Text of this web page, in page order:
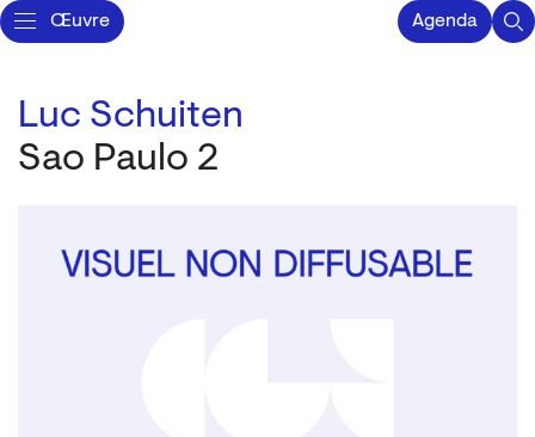
Œuvre Agenda
Luc Schuiten
Sao Paulo 2